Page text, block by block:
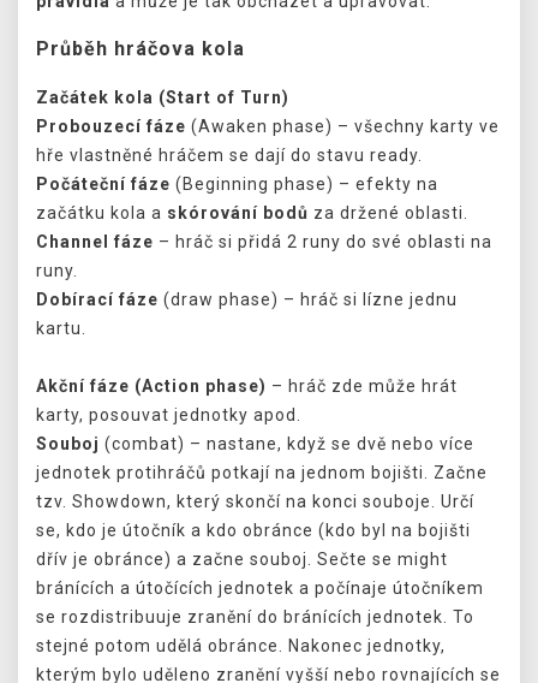
Průběh hráčova kola
Začátek kola (Start of Turn)
Probouzecí fáze (Awaken phase) – všechny karty ve
hře vlastněné hráčem se dají do stavu ready.
Počáteční fáze (Beginning phase) – efekty na
začátku kola a skórování bodů za držené oblasti.
Channel fáze – hráč si přidá 2 runy do své oblasti na
runy.
Dobírací fáze (draw phase) – hráč si lízne jednu
kartu.
Akční fáze (Action phase) – hráč zde může hrát
karty, posouvat jednotky apod.
Souboj (combat) – nastane, když se dvě nebo více
jednotek protihráčů potkají na jednom bojišti. Začne
tzv. Showdown, který skončí na konci souboje. Určí
se, kdo je útočník a kdo obránce (kdo byl na bojišti
dřív je obránce) a začne souboj. Sečte se might
bránících a útočících jednotek a počínaje útočníkem
se rozdistribuuje zranění do bránících jednotek. To
stejné potom udělá obránce. Nakonec jednotky,
kterým bylo uděleno zranění vyšší nebo rovnajících se